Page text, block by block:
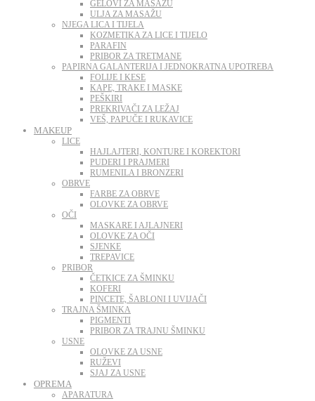
GELOVI ZA MASAŽU
ULJA ZA MASAŽU
NJEGA LICA I TIJELA
KOZMETIKA ZA LICE I TIJELO
PARAFIN
PRIBOR ZA TRETMANE
PAPIRNA GALANTERIJA I JEDNOKRATNA UPOTREBA
FOLIJE I KESE
KAPE, TRAKE I MASKE
PEŠKIRI
PREKRIVAČI ZA LEŽAJ
VEŠ, PAPUČE I RUKAVICE
MAKEUP
LICE
HAJLAJTERI, KONTURE I KOREKTORI
PUDERI I PRAJMERI
RUMENILA I BRONZERI
OBRVE
FARBE ZA OBRVE
OLOVKE ZA OBRVE
OČI
MASKARE I AJLAJNERI
OLOVKE ZA OČI
SJENKE
TREPAVICE
PRIBOR
ČETKICE ZA ŠMINKU
KOFERI
PINCETE, ŠABLONI I UVIJAČI
TRAJNA ŠMINKA
PIGMENTI
PRIBOR ZA TRAJNU ŠMINKU
USNE
OLOVKE ZA USNE
RUŽEVI
SJAJ ZA USNE
OPREMA
APARATURA